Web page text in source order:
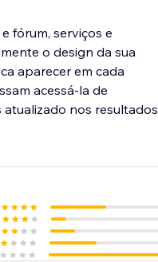
fórum, serviços e
o design da sua
aparecer em cada
acessá-la de
atualizado nos resultados